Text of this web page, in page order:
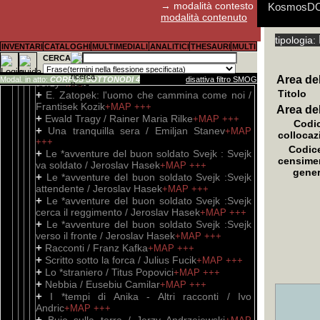
→ modalità contesto
modalità contenuto
INVENTARI CATALOGHI MULTIMEDIALI ANALITICI THESAURI MULTI
CERCA
Modal. in atto: CORPUS SOTTONODI 4 disattiva filtro SMOG
Jacob il bugiardo / Jurek Becker+MAP+++
La *difesa della "Grenada" / Kazimierz
+Amante dell'orsa maggiore / Sergiusz
Piasecki+MAP+++
+Altri pensieri spettinati / Lec Stanislaw
Jerzy+MAP+++
+ E. Zatopek: l'uomo che cammina come noi /
Frantisek Kozik+MAP +++
+ Ewald Tragy / Rainer Maria Rilke+MAP +++
+ Una tranquilla sera / Emiljan Stanev+MAP
+++
+ Le *avventure del buon soldato Svejk : Svejk
va soldato / Jeroslav Hasek+MAP +++
+ Le *avventure del buon soldato Svejk :Svejk
attendente / Jeroslav Hasek+MAP +++
+ Le *avventure del buon soldato Svejk :Svejk
cerca il reggimento / Jeroslav Hasek+MAP +++
+ Le *avventure del buon soldato Svejk :Svejk
verso il fronte / Jeroslav Hasek+MAP +++
+ Racconti / Franz Kafka+MAP +++
+ Scritto sotto la forca / Julius Fucik+MAP +++
+ Lo *straniero / Titus Popovici+MAP +++
+ Nebbia / Eusebiu Camilar+MAP +++
+ I *tempi di Anika - Altri racconti / Ivo
Andric+MAP +++
E'
Aldo
I cookies
Abstract,
ritenuta
Guida
Guida
Guida
Per il
tipologia:
Area
Titolo
Area